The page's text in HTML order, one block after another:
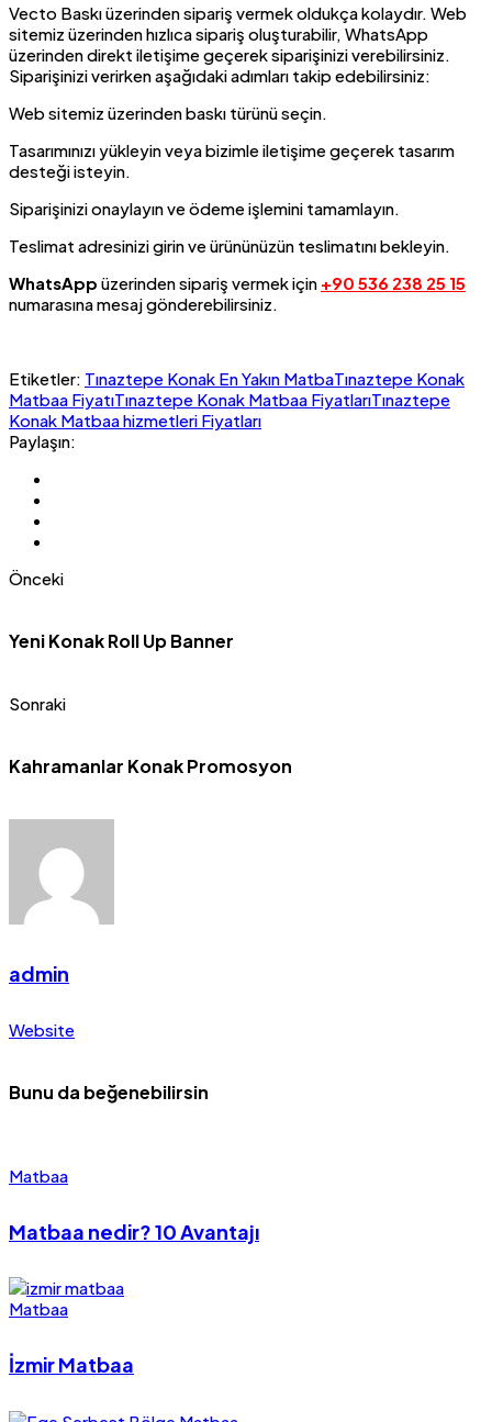
Vecto Baskı üzerinden sipariş vermek oldukça kolaydır. Web
sitemiz üzerinden hızlıca sipariş oluşturabilir, WhatsApp
üzerinden direkt iletişime geçerek siparişinizi verebilirsiniz.
Siparişinizi verirken aşağıdaki adımları takip edebilirsiniz:
Web sitemiz üzerinden baskı türünü seçin.
Tasarımınızı yükleyin veya bizimle iletişime geçerek tasarım
desteği isteyin.
Siparişinizi onaylayın ve ödeme işlemini tamamlayın.
Teslimat adresinizi girin ve ürününüzün teslimatını bekleyin.
WhatsApp üzerinden sipariş vermek için +90 536 238 25 15
numarasına mesaj gönderebilirsiniz.
Etiketler: Tınaztepe Konak En Yakın MatbaTınaztepe Konak
Matbaa FiyatıTınaztepe Konak Matbaa FiyatlarıTınaztepe
Konak Matbaa hizmetleri Fiyatları
Paylaşın:
Önceki
Yeni Konak Roll Up Banner
Sonraki
Kahramanlar Konak Promosyon
admin
Website
Bunu da beğenebilirsin
Matbaa
Matbaa nedir? 10 Avantajı
Matbaa
İzmir Matbaa